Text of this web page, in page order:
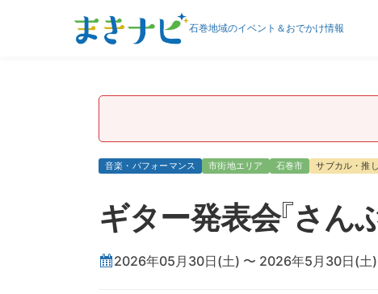
石巻地域のイベント＆おでかけ情報
音楽・パフォーマンス 市街地エリア 石巻市 サブカル・推
ギター発表会『さん
2026年05月30日(土) 〜 2026年5月30日(土)